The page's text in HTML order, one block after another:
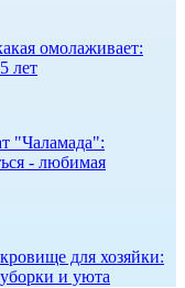
омолаживает:
лет
"Чаламада":
- любимая
для хозяйки:
и уюта